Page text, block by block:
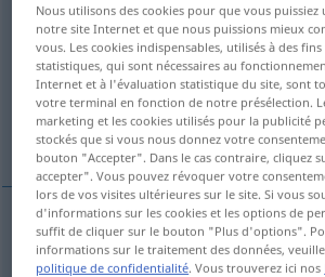
Dossier [dɔsˈjeː] n <Dossiers;Dossiers>
Vue d'ensemble de toutes les
(Pour plus d'informations, cliquez sur/
dossier, expediente
dossierm Dossier
Nous utilisons des cookies pour que vous
notre site Internet et que nous puissions mieux
vous. Les cookies indispensables, utilisés à des
statistiques, qui sont nécessaires au
Internet et à l'évaluation statistique du site, sont
votre terminal en fonction de notre présélection.
marketing et les cookies utilisés pour la publicité
stockés que si vous nous donnez votre
bouton "Accepter". Dans le cas contraire, cliquez
accepter". Vous pouvez révoquer votre
lors de vos visites ultérieures sur le site. Si vous
d'informations sur les cookies et les options de
suffit de cliquer sur le bouton "Plus d'options".
informations sur le traitement des données,
politique de confidentialité. Vous trouverez ici nos